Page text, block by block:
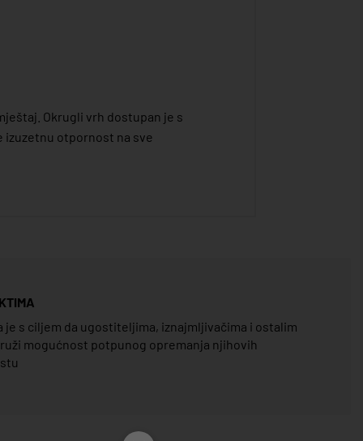
Okrugli vrh dostupan je s
izuzetnu otpornost na sve
je s ciljem da ugostiteljima, iznajmljivačima i ostalim
mogućnost potpunog opremanja njihovih